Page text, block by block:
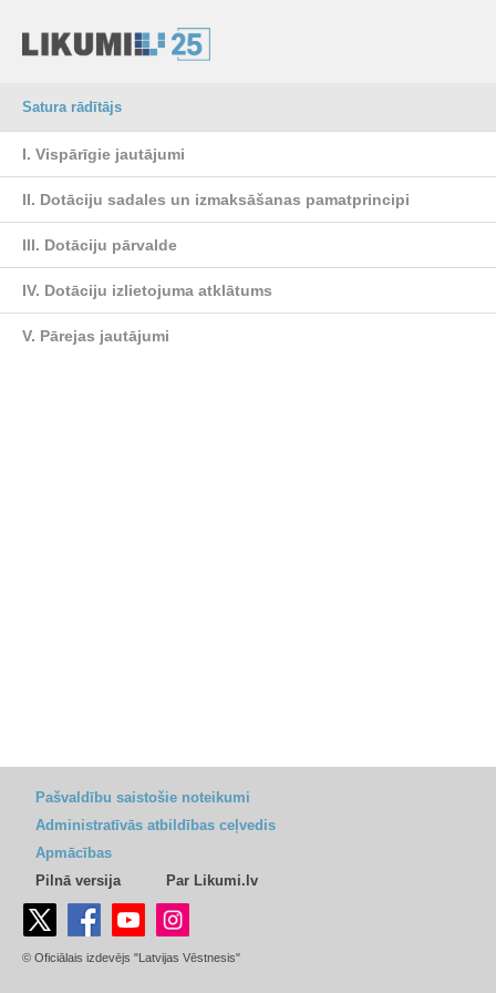
Satura rādītājs
I. Vispārīgie jautājumi
II. Dotāciju sadales un izmaksāšanas pamatprincipi
III. Dotāciju pārvalde
IV. Dotāciju izlietojuma atklātums
V. Pārejas jautājumi
Pašvaldību saistošie noteikumi
Administratīvās atbildības ceļvedis
Apmācības
Pilnā versija
Par Likumi.lv
© Oficiālais izdevējs "Latvijas Vēstnesis"